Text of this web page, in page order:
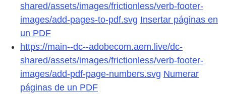
shared/assets/images/frictionless/verb-footer-
images/add-pages-to-pdf.svg Insertar páginas en
un PDF
https://main--dc--adobecom.aem.live/dc-
shared/assets/images/frictionless/verb-footer-
images/add-pdf-page-numbers.svg Numerar
páginas de un PDF